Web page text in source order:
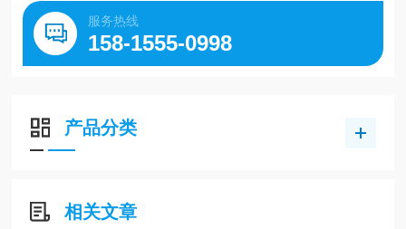
服务热线
158-1555-0998
产品分类
相关文章